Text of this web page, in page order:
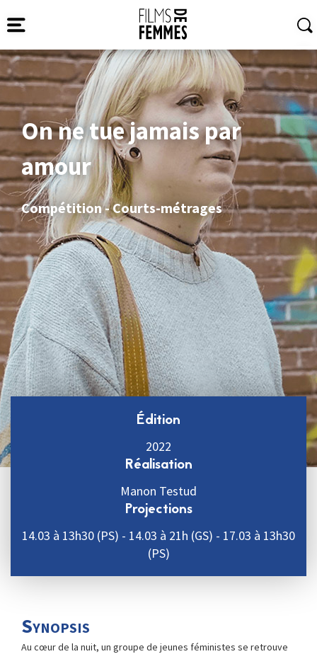
On ne tue jamais par
amour
Compétition - Courts-métrages
Édition
2022
Réalisation
Manon Testud
Projections
14.03 à 13h30 (PS) - 14.03 à 21h (GS) - 17.03 à 13h30
(PS)
Synopsis
Au cœur de la nuit, un groupe de jeunes féministes se retrouve